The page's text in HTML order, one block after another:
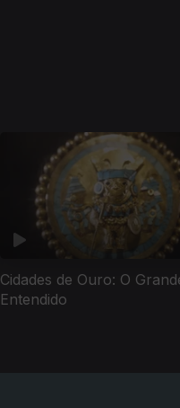
Cidades de Ouro: O
Entendido